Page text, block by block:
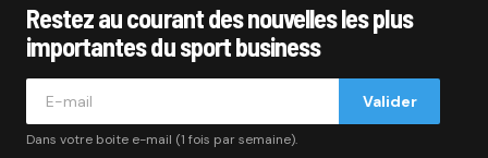
Restez au courant des nouvelles les plus
importantes du sport business
Valider
Dans votre boite e-mail (1 fois par semaine).